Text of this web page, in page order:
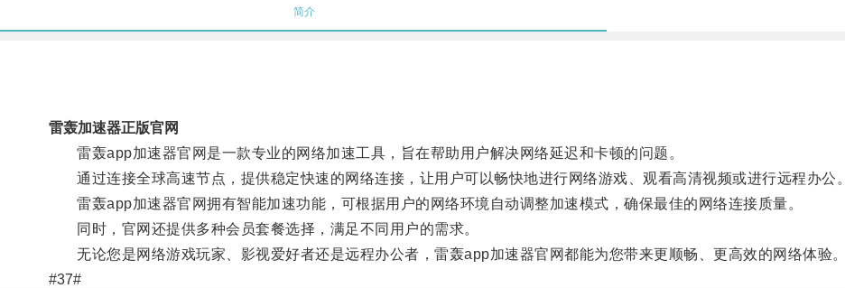
简介
雷轰加速器正版官网
雷轰app加速器官网是一款专业的网络加速工具，旨在帮助用户解决网络延迟和卡顿的问题。
通过连接全球高速节点，提供稳定快速的网络连接，让用户可以畅快地进行网络游戏、观看高清视频或进行远程办公。
雷轰app加速器官网拥有智能加速功能，可根据用户的网络环境自动调整加速模式，确保最佳的网络连接质量。
同时，官网还提供多种会员套餐选择，满足不同用户的需求。
无论您是网络游戏玩家、影视爱好者还是远程办公者，雷轰app加速器官网都能为您带来更顺畅、更高效的网络体验。
#37#